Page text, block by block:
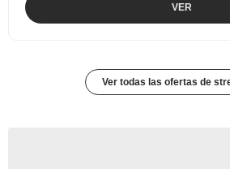
VER
Ver todas las ofertas de